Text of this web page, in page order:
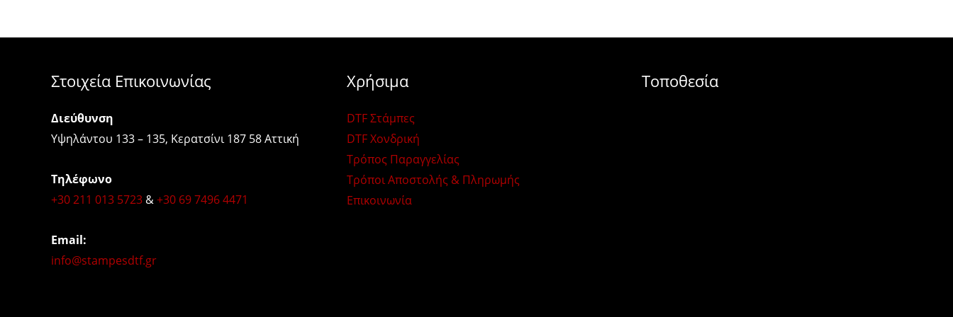
Στοιχεία Επικοινωνίας
Διεύθυνση
Υψηλάντου 133 – 135, Κερατσίνι 187 58 Αττική
Τηλέφωνο
+30 211 013 5723 &+30 69 7496 4471
Email:
info@stampesdtf.gr
Χρήσιμα
DTF Στάμπες
DTF Χονδρική
Τρόπος Παραγγελίας
Τρόποι Αποστολής & Πληρωμής
Επικοινωνία
Τοποθεσία